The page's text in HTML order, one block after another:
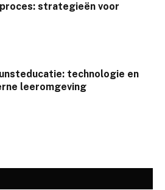
strategieën voor
technologie en
leeromgeving